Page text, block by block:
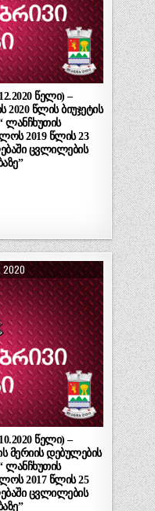
წელი) –
2020 წლის ბიუჯეტის
ლანჩხუთის
2019 წლის 23
ცვლილების
2020
წელი) –
მერიის დებულების
ლანჩხუთის
2017 წლის 25
ცვლილების